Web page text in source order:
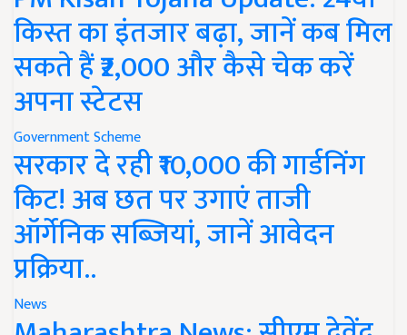
किस्त का इंतजार बढ़ा, जानें कब मिल
सकते हैं ₹2,000 और कैसे चेक करें
अपना स्टेटस
Government Scheme
सरकार दे रही ₹10,000 की गार्डनिंग
किट! अब छत पर उगाएं ताजी
ऑर्गेनिक सब्जियां, जानें आवेदन
प्रक्रिया..
News